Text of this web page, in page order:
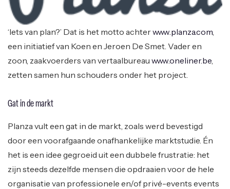
‘Iets van plan?’ Dat is het motto achterwww.planza.com
een initiatief van Koen en Jeroen De Smet. Vader en
zoon, zaakvoerders van vertaalbureau www.oneliner.be
zetten samen hun schouders onder het project.
Gat in de markt
Planza vult een gat in de markt, zoals werd bevestigd
door een voorafgaande onafhankelijke marktstudie. Én
het is een idee gegroeid uit een dubbele frustratie: het
zijn steeds dezelfde mensen die opdraaien voor de hele
organisatie van professionele en/of privé-events events